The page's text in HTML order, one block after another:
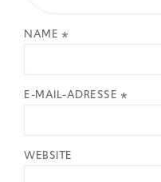
NAME *
E-MAIL-ADRESSE *
WEBSITE